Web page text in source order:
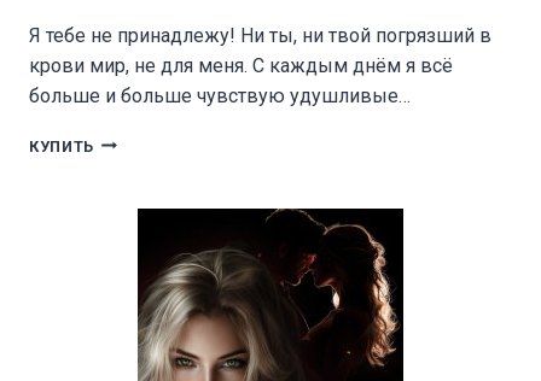
Я тебе не принадлежу! Ни ты, ни твой погрязший в
крови мир, не для меня. С каждым днём я всё
больше и больше чувствую удушливые…
КУПИТЬ Я
ПРИНАДЛЕЖУ